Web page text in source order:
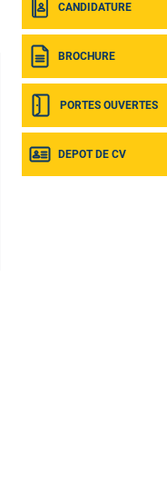
CANDIDATURE
BROCHURE
PORTES OUVERTES
DEPOT DE CV